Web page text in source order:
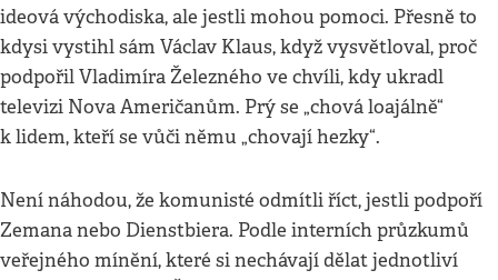
ideová východiska, ale jestli mohou pomoci. Přesně to
kdysi vystihl sám Václav Klaus, když vysvětloval, proč
podpořil Vladimíra Železného ve chvíli, kdy ukradl
televizi Nova Američanům. Prý se „chová loajálně“
k lidem, kteří se vůči němu „chovají hezky“.
Není náhodou, že komunisté odmítli říct, jestli podpoří
Zemana nebo Dienstbiera. Podle interních průzkumů
veřejného mínění, které si nechávají dělat jednotliví